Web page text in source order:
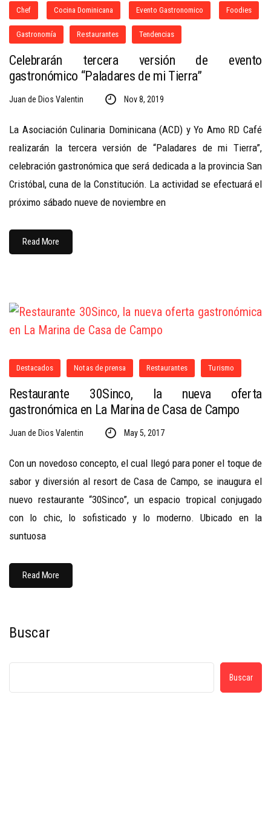
Chef Cocina Dominicana Evento Gastronomico Foodies
Gastronomía Restaurantes Tendencias
Celebrarán tercera versión de evento
gastronómico “Paladares de mi Tierra”
Juan de Dios Valentin Nov 8, 2019
La Asociación Culinaria Dominicana (ACD) y Yo Amo RD Café
realizarán la tercera versión de “Paladares de mi Tierra”,
celebración gastronómica que será dedicada a la provincia San
Cristóbal, cuna de la Constitución. La actividad se efectuará el
próximo sábado nueve de noviembre en
Read More
Destacados Notas de prensa Restaurantes Turismo
Restaurante 30Sinco, la nueva oferta
gastronómica en La Marina de Casa de Campo
Juan de Dios Valentin May 5, 2017
Con un novedoso concepto, el cual llegó para poner el toque de
sabor y diversión al resort de Casa de Campo, se inaugura el
nuevo restaurante “30Sinco”, un espacio tropical conjugado
con lo chic, lo sofisticado y lo moderno. Ubicado en la
suntuosa
Read More
Buscar
Buscar